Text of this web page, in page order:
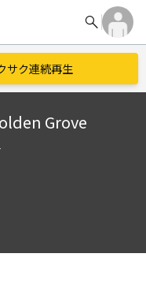
search
サク連続再生
Grove